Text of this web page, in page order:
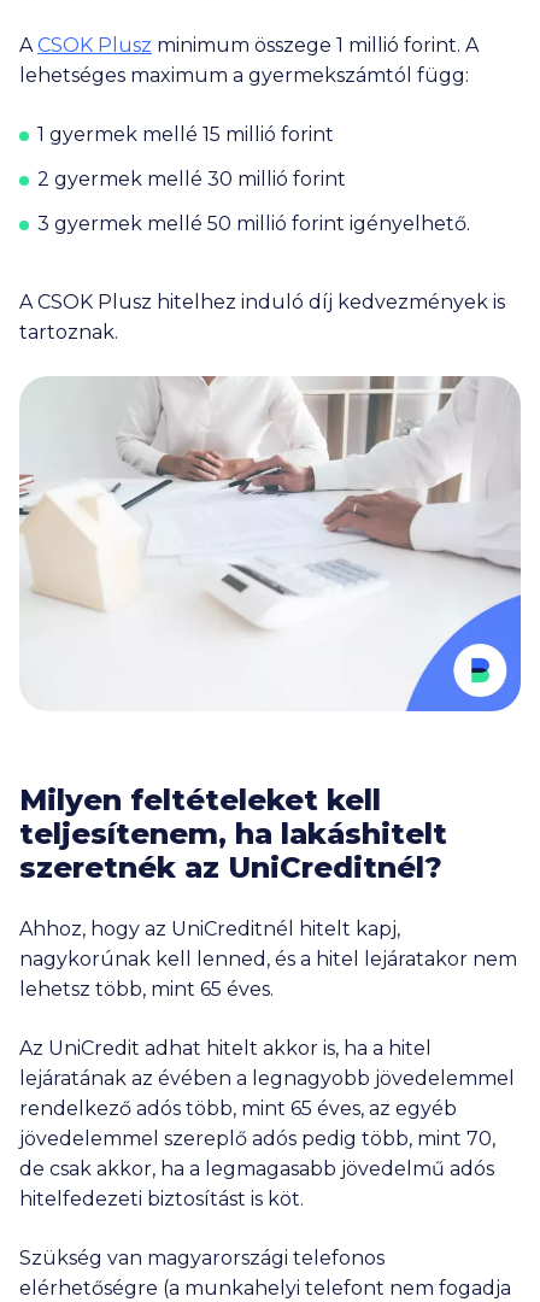
ACSOK Plusz minimum összege 1 millió forint. A
lehetséges maximum a gyermekszámtól függ:
1 gyermek mellé 15 millió forint
2 gyermek mellé 30 millió forint
3 gyermek mellé 50 millió forint igényelhető.
A CSOK Plusz hitelhez induló díj kedvezmények is
tartoznak.
Milyen feltételeket kell
teljesítenem, ha lakáshitelt
szeretnék az UniCreditnél?
Ahhoz, hogy az UniCreditnél hitelt kapj,
nagykorúnak kell lenned, és a hitel lejáratakor nem
lehetsz több, mint 65 éves.
Az UniCredit adhat hitelt akkor is, ha a hitel
lejáratának az évében a legnagyobb jövedelemmel
rendelkező adós több, mint 65 éves, az egyéb
jövedelemmel szereplő adós pedig több, mint 70,
de csak akkor, ha a legmagasabb jövedelmű adós
hitelfedezeti biztosítást is köt.
Szükség van magyarországi telefonos
elérhetőségre (a munkahelyi telefont nem fogadja